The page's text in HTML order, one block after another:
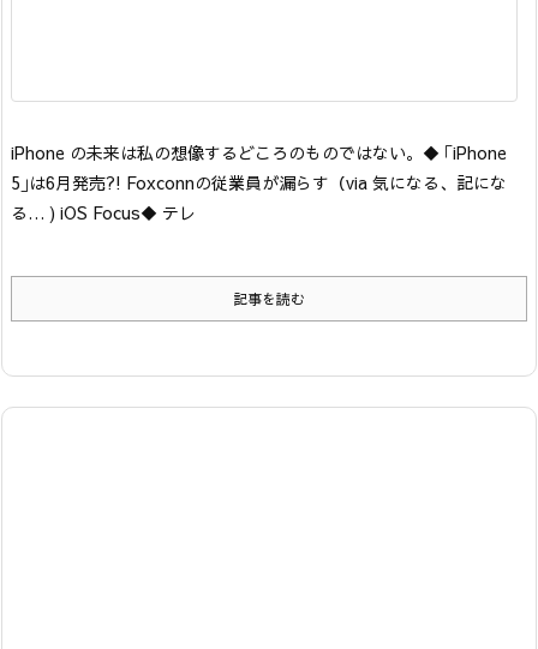
iPhone の未来は私の想像するどころのものではない。 ◆ ｢iPhone
5｣は6月発売?! Foxconnの従業員が漏らす （via 気になる、記にな
る… ) iOS Focus◆ テレ
記事を読む